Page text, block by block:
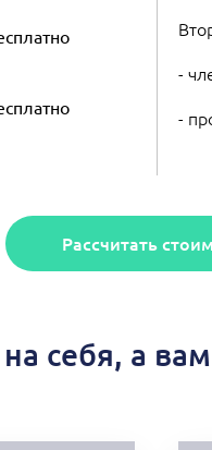
-
-
Рассчитать
себя, а